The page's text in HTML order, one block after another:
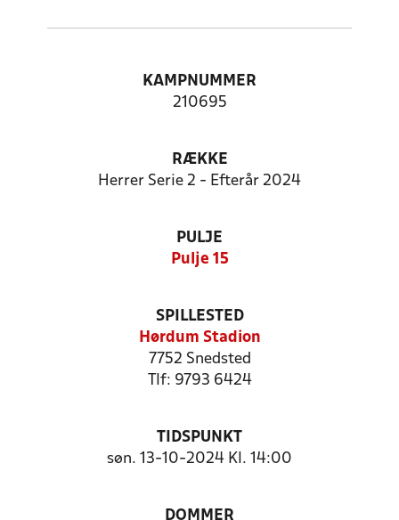
KAMPNUMMER
210695
RÆKKE
Herrer Serie 2 - Efterår 2024
PULJE
Pulje 15
SPILLESTED
Hørdum Stadion
7752 Snedsted
Tlf: 9793 6424
TIDSPUNKT
søn. 13-10-2024 Kl. 14:00
DOMMER